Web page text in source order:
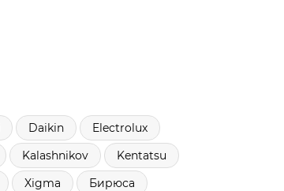
Daikin
Electrolux
Kalashnikov
Kentatsu
Xigma Бирюса